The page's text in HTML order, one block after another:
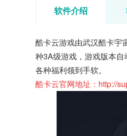
软件介绍
酷卡云游戏由武汉酷卡宇
种3A级游戏，游戏版本
各种福利领到手软。
酷卡云官网地址：http://